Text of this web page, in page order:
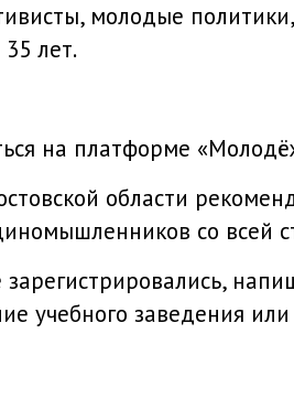
молодые
лет.
на платформе
области
со всей
учебного заведения